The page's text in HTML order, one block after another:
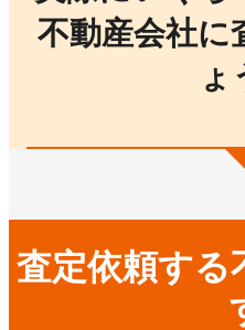
不動産会社に
ょ
査定依頼する